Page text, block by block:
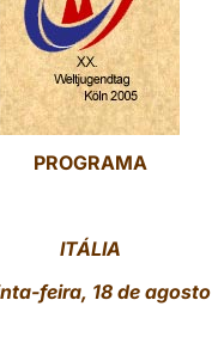
PROGRAMA
ITÁLIA
feira, 18 de agosto